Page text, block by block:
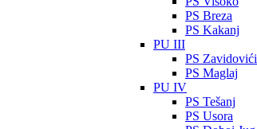
PS Breza
PS Kakanj
PU III
PS Zavidovići
PS Maglaj
PU IV
PS Tešanj
PS Usora